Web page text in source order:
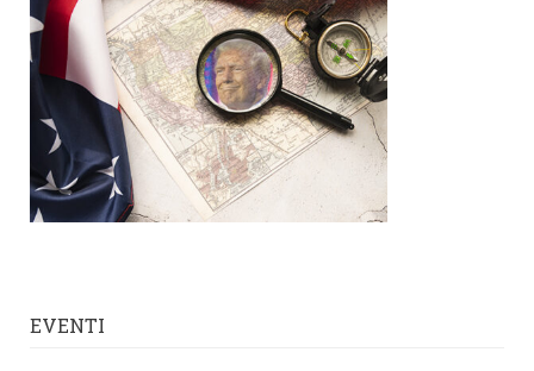
EVENTI